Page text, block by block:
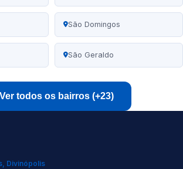
São Domingos
São Geraldo
Ver todos os bairros (+23)
Divinópolis